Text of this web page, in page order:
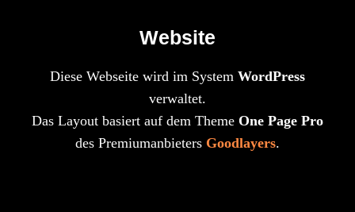
Website
Diese Webseite wird im System WordPress
verwaltet.
Das Layout basiert auf dem Theme One Page Pro
des Premiumanbieters Goodlayers.